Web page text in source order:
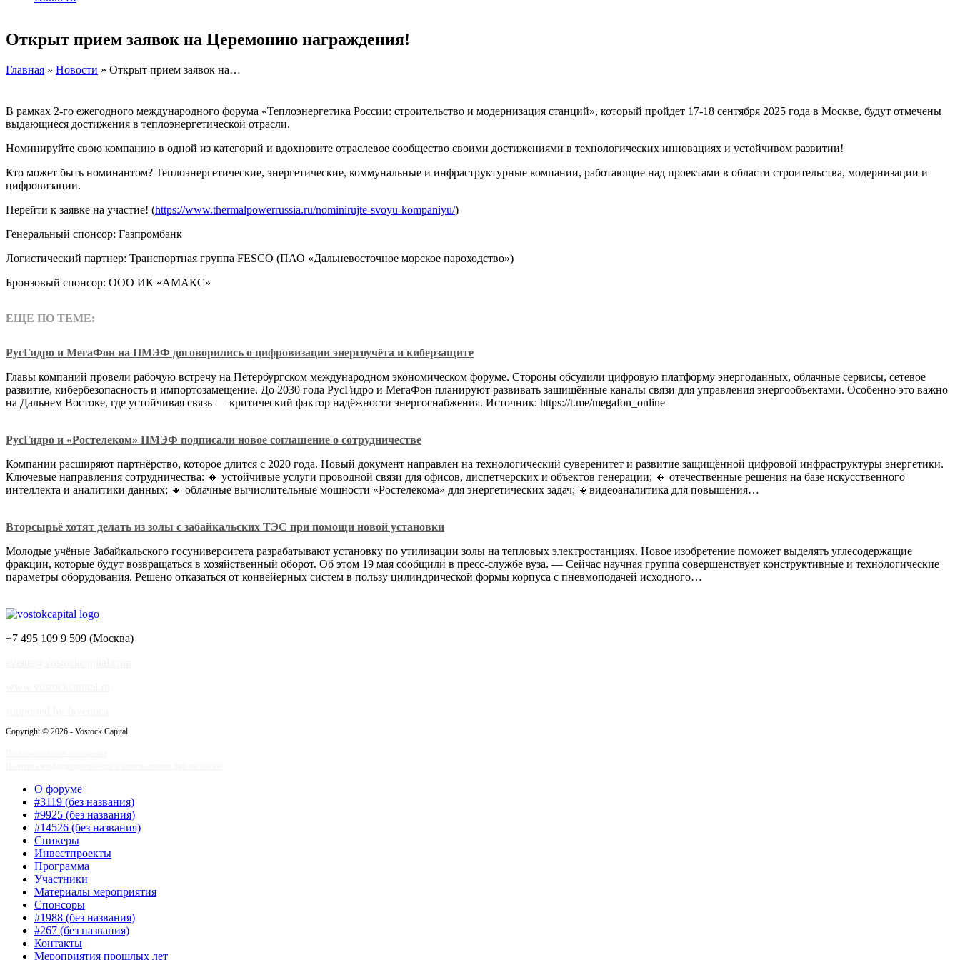
Открыт прием заявок на Церемонию награждения!
Главная » Новости » Открыт прием заявок на…
В рамках 2-го ежегодного международного форума «Теплоэнергетика России: строительство и модернизация станций», который пройдет 17-18 сентября 2025 года в Москве, будут отмечены
выдающиеся достижения в теплоэнергетической отрасли.
Номинируйте свою компанию в одной из категорий и вдохновите отраслевое сообщество своими достижениями в технологических инновациях и устойчивом развитии!
Кто может быть номинантом? Теплоэнергетические, энергетические, коммунальные и инфраструктурные компании, работающие над проектами в области строительства, модернизации и
цифровизации.
Перейти к заявке на участие! (https://www.thermalpowerrussia.ru/nominirujte-svoyu-kompaniyu/)
Генеральный спонсор: Газпромбанк
Логистический партнер: Транспортная группа FESCO (ПАО «Дальневосточное морское пароходство»)
Бронзовый спонсор: ООО ИК «АМАКС»
ЕЩЕ ПО ТЕМЕ:
РусГидро и МегаФон на ПМЭФ договорились о цифровизации энергоучёта и киберзащите
Главы компаний провели рабочую встречу на Петербургском международном экономическом форуме. Стороны обсудили цифровую платформу энергоданных, облачные сервисы, сетевое
развитие, кибербезопасность и импортозамещение. До 2030 года РусГидро и МегаФон планируют развивать защищённые каналы связи для управления энергообъектами. Особенно это важно
на Дальнем Востоке, где устойчивая связь — критический фактор надёжности энергоснабжения. Источник: https://t.me/megafon_online
РусГидро и «Ростелеком» ПМЭФ подписали новое соглашение о сотрудничестве
Компании расширяют партнёрство, которое длится с 2020 года. Новый документ направлен на технологический суверенитет и развитие защищённой цифровой инфраструктуры энергетики.
Ключевые направления сотрудничества: 🔸 устойчивые услуги проводной связи для офисов, диспетчерских и объектов генерации; 🔸 отечественные решения на базе искусственного
интеллекта и аналитики данных; 🔸 облачные вычислительные мощности «Ростелекома» для энергетических задач; 🔸видеоаналитика для повышения…
Вторсырьё хотят делать из золы с забайкальских ТЭС при помощи новой установки
Молодые учёные Забайкальского госуниверситета разрабатывают установку по утилизации золы на тепловых электростанциях. Новое изобретение поможет выделять углесодержащие
фракции, которые будут возвращаться в хозяйственный оборот. Об этом 19 мая сообщили в пресс-службе вуза. — Сейчас научная группа совершенствует конструктивные и технологические
параметры оборудования. Решено отказаться от конвейерных систем в пользу цилиндрической формы корпуса с пневмоподачей исходного…
+7 495 109 9 509 (Москва)
Copyright © 2026 - Vostock Capital
О форуме
#3119 (без названия)
#9925 (без названия)
#14526 (без названия)
Спикеры
Инвестпроекты
Программа
Участники
Материалы мероприятия
Спонсоры
#1988 (без названия)
#267 (без названия)
Контакты
Мероприятия прошлых лет